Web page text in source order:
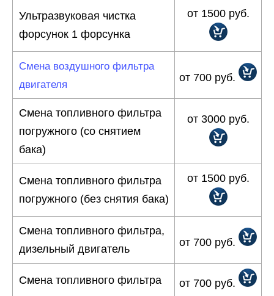
Ультразвуковая чистка
форсунок 1 форсунка
от 1500 руб.
Смена воздушного фильтра
двигателя
от 700 руб.
Смена топливного фильтра
погружного (со снятием
бака)
от 3000 руб.
Смена топливного фильтра
погружного (без снятия бака)
от 1500 руб.
Смена топливного фильтра,
дизельный двигатель
от 700 руб.
Смена топливного фильтра от 700 руб.